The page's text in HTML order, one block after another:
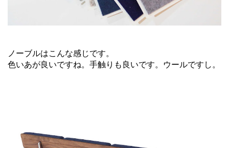
ノーブルはこんな感じです。
色いあが良いですね。手触りも良いです。ウールですし。